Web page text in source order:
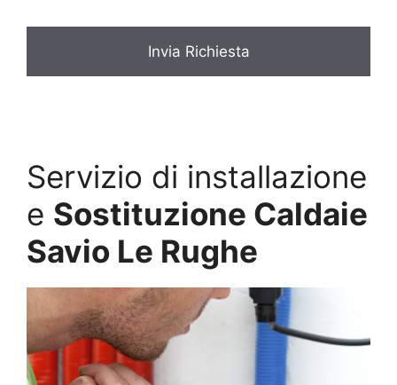
Servizio di installazione
e Sostituzione Caldaie
Savio Le Rughe